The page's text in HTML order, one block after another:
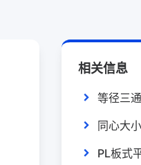
相关信息
等径三通
同心大
PL板式